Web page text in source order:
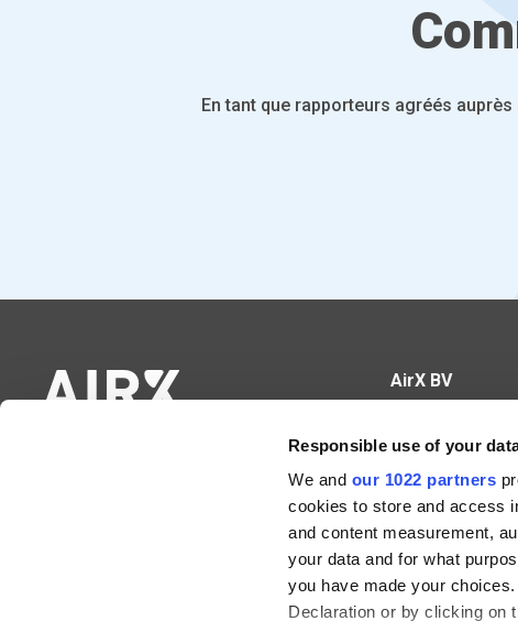
Responsible use of your
We and our 1022 partners
cookies to store and access
and content measurement,
your data and for what
you have made your
Declaration or by clicking on
En tant que rapporteurs agréés
AirX BV
9820 Merelbeke
BE0671.665.315
09 430 60 89
info@airx.be
Kantoor
Campus